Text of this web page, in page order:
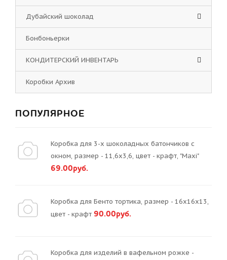
Дубайский шоколад
Бонбоньерки
КОНДИТЕРСКИЙ ИНВЕНТАРЬ
Коробки Архив
ПОПУЛЯРНОЕ
Коробка для 3-х шоколадных батончиков с
окном, размер - 11,6х3,6, цвет - крафт, "Maxi"
69.00руб.
Коробка для Бенто тортика, размер - 16х16х13,
цвет - крафт 90.00руб.
Коробка для изделий в вафельном рожке -